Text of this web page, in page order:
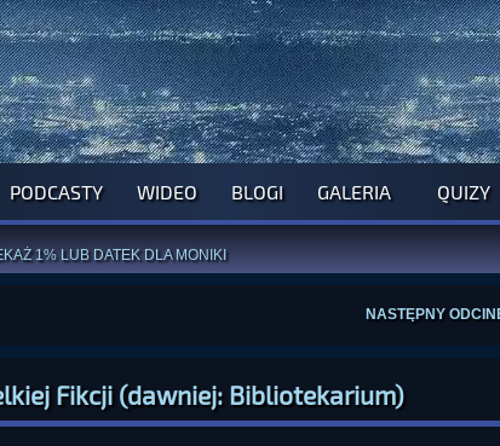
PODCASTY WIDEO BLOGI GALERIA QUIZY
NA NAJBLIŻSZY TYDZIEŃ
1% LUB DATEK DLA MONIKI
NASTĘPNY
Fikcji (dawniej: Bibliotekarium)